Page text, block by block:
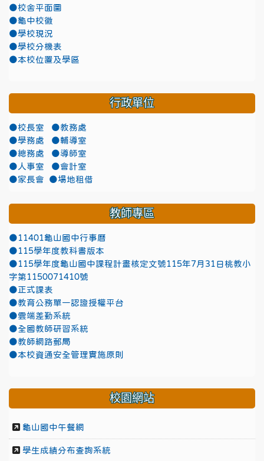
●校舍平面圖
●龜中校徽
●學校現況
●學校分機表
●本校位置及學區
行政單位
●校長室
●教務處
●學務處
●輔導室
●總務處
●導師室
●人事室
●會計室
●家長會
●場地租借
教師專區
●11401龜山國中行事曆
●115學年度教科書版本
●115學年度龜山國中課程計畫核定文號115年7月31日桃教小
字第1150071410號
●正式課表
●教育公務單一認證授權平台
●雲端差勤系統
●全國教師研習系統
●教師網路郵局
●本校資通安全管理實施原則
校園網站
龜山國中午餐網
學生成績分布查詢系統